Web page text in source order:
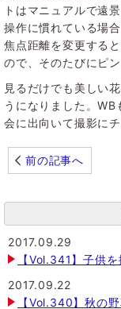
トはマニュアルで遠
操作に慣れている場
焦点距離を変更する
ので、そのたびにピ
見るだけでも美しい
うになりました。
会に出向いて撮影に
前の記事へ
2017.09.29
【Vol.341】子供
2017.09.22
【Vol.340】秋の